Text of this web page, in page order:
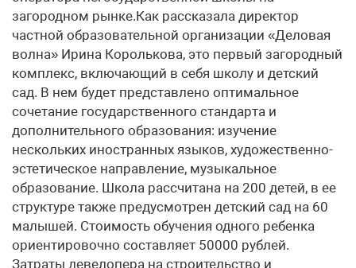
загородном рынке.Как рассказала директор
частной образовательной организации «Деловая
волна» Ирина Королькова, это первый загородный
комплекс, включающий в себя школу и детский
сад. В нем будет представлено оптимальное
сочетание государственного стандарта и
дополнительного образования: изучение
нескольких иностранных языков, художественно-
эстетическое направление, музыкальное
образование. Школа рассчитана на 200 детей, в ее
структуре также предусмотрен детский сад на 60
малышей. Стоимость обучения одного ребенка
ориентировочно составляет 50000 рублей.
Затраты девелопера на строительство и